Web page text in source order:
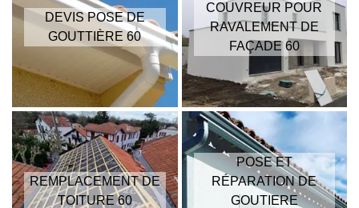
DEVIS POSE DE
GOUTTIÈRE 60
COUVREUR POUR
RAVALEMENT DE
FAÇADE 60
REMPLACEMENT DE
TOITURE 60
POSE ET
RÉPARATION DE
GOUTIERE